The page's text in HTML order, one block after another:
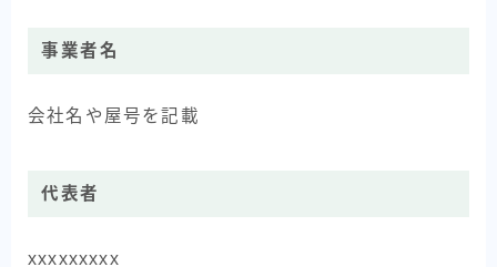
事業者名
会社名や屋号を記載
代表者
xxxxxxxxx